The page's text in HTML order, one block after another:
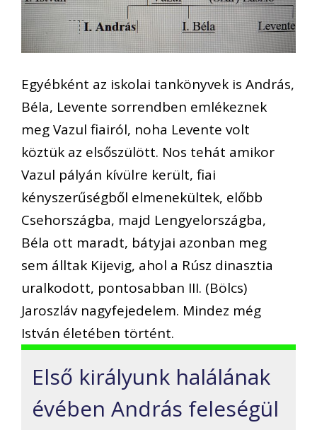
Egyébként az iskolai tankönyvek is András,
Béla, Levente sorrendben emlékeznek
meg Vazul fiairól, noha Levente volt
köztük az elsőszülött. Nos tehát amikor
Vazul pályán kívülre került, fiai
kényszerűségből elmenekültek, előbb
Csehországba, majd Lengyelországba,
Béla ott maradt, bátyjai azonban meg
sem álltak Kijevig, ahol a Rúsz dinasztia
uralkodott, pontosabban III. (Bölcs)
Jaroszláv nagyfejedelem. Mindez még
István életében történt.
Első királyunk halálának
évében András feleségül